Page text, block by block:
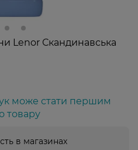
Lenor Скандинавська
може стати першим
товару
в магазинах